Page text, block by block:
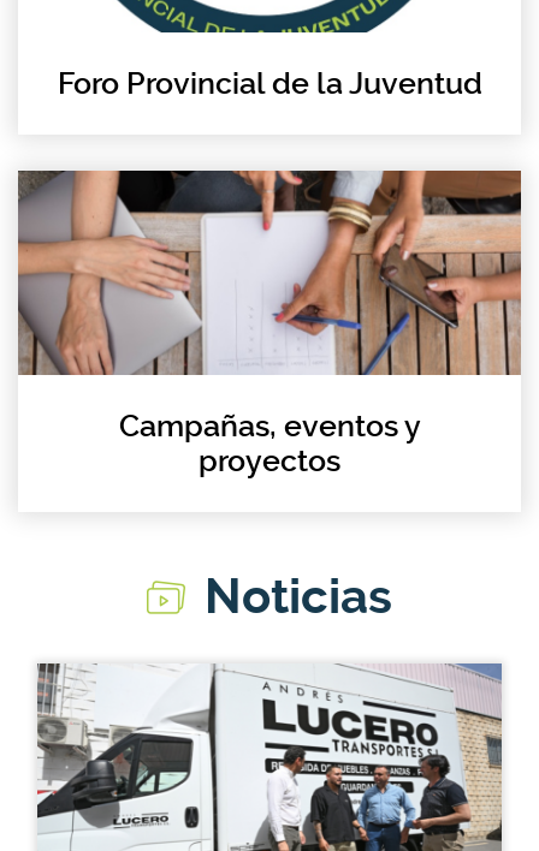
Foro Provincial de la Juventud
Campañas, eventos y
proyectos
Noticias